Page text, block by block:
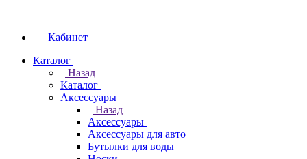
Кабинет
Каталог
Назад
Каталог
Аксессуары
Назад
Аксессуары
Аксессуары для авто
Бутылки для воды